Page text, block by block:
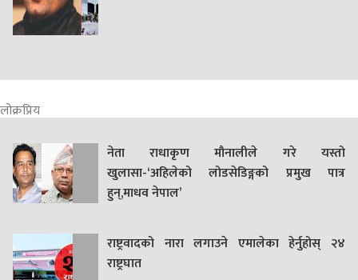
लोक्रप्रिय
नेता राधाकृण मौनालीले गरे यस्तो
खुलासा-‘अहिलेको लोडसेडिङ्गको प्रमुख पात्र
हुन्,माधव नेपाल’
राष्ट्रवादको नारा लगाउने एमालेका हेर्नुहोस् २४
राष्ट्रघात